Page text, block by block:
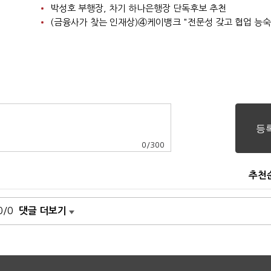
박성호 부행장, 차기 하나은행장 단독후보 추천
0 /300
추천
0 댓글 더보기